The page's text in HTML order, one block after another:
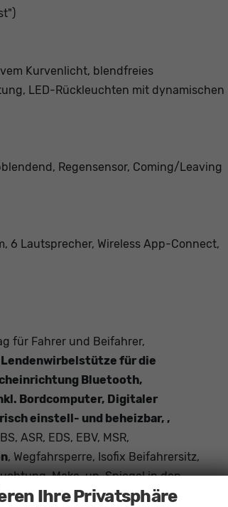
Kurvenlicht, blendfreies
LED-Rückleuchten mit dynamischen
Regensensor, Coming/Leaving
6 Lautsprecher, Wireless App-Connect,
für Fahrer und Beifahrer,
Lendenwirbelstütze für die
Bluetooth,
Bordcomputer, Digitaler
einstell- und beheizbar, ,
ASR, EDS, EBV, MSR,
, Wegfahrsperre, Isofix Beifahrersitz,
Make-up-Spiegel in den
und hinten,ParkPilot vorn und hinten,
Ihre Privatsphäre